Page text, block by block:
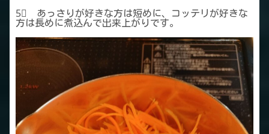
5⃣ あっさりが好きな方は短めに、コッテリが好きな
方は長めに煮込んで出来上がりです。